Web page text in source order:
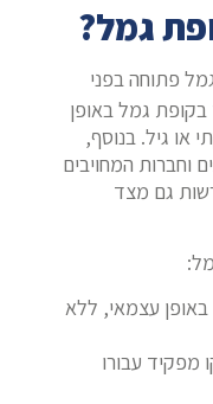
גמל?
פתוחה בפני
גמל באופן
גיל. בנוסף,
וחברות המחויבים
גם מצד
עצמאי, ללא
מפקיד עבורו